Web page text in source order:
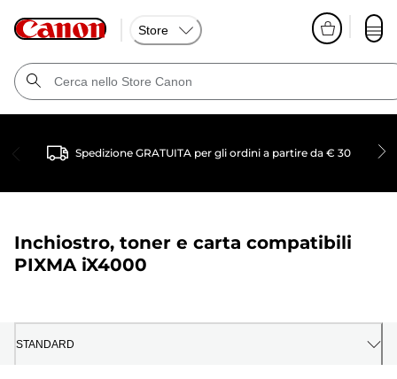
Store
Spedizione GRATUITA per gli ordini a partire da € 30
Inchiostro, toner e carta compatibili
PIXMA iX4000
STANDARD